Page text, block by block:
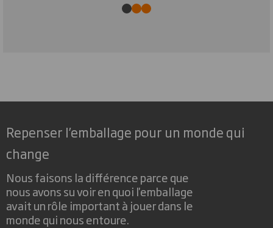
Repenser l’emballage pour un monde qui
change
Nous faisons la différence parce que
nous avons su voir en quoi l'emballage
avait un rôle important à jouer dans le
monde qui nous entoure.